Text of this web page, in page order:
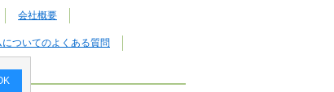
会社概要
についてのよくある質問